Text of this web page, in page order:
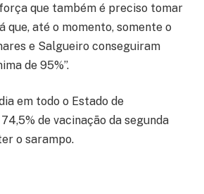
que também é preciso tomar
que, até o momento, somente o
e Salgueiro conseguiram
de 95%”.
em todo o Estado de
de vacinação da segunda
o sarampo.